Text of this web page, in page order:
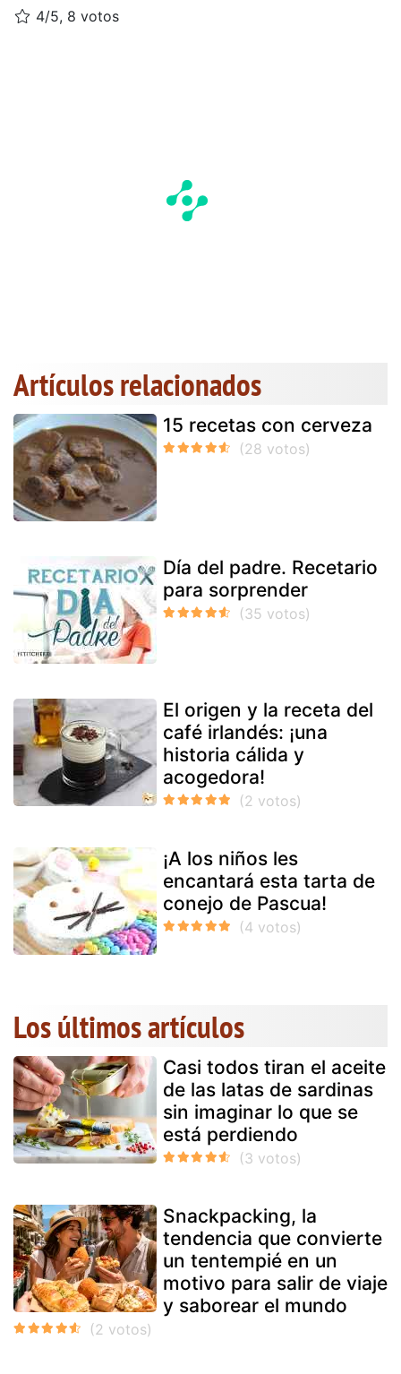
4/5, 8 votos
Artículos relacionados
15 recetas con cerveza
Día del padre. Recetario
para sorprender
El origen y la receta del
café irlandés: ¡una
historia cálida y
acogedora!
¡A los niños les
encantará esta tarta de
conejo de Pascua!
Los últimos artículos
Casi todos tiran el aceite
de las latas de sardinas
sin imaginar lo que se
está perdiendo
Snackpacking, la
tendencia que convierte
un tentempié en un
motivo para salir de viaje
y saborear el mundo